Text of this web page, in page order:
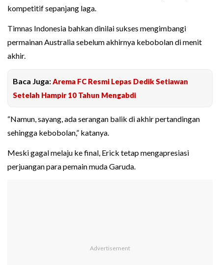
kompetitif sepanjang laga.
Timnas Indonesia bahkan dinilai sukses mengimbangi
permainan Australia sebelum akhirnya kebobolan di menit
akhir.
Baca Juga:Arema FC Resmi Lepas Dedik Setiawan
Setelah Hampir 10 Tahun Mengabdi
“Namun, sayang, ada serangan balik di akhir pertandingan
sehingga kebobolan,” katanya.
Meski gagal melaju ke final, Erick tetap mengapresiasi
perjuangan para pemain muda Garuda.